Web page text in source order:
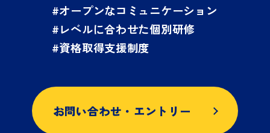
#オープンなコミュニケーション
#レベルに合わせた個別研修
#資格取得支援制度
お問い合わせ・エントリー